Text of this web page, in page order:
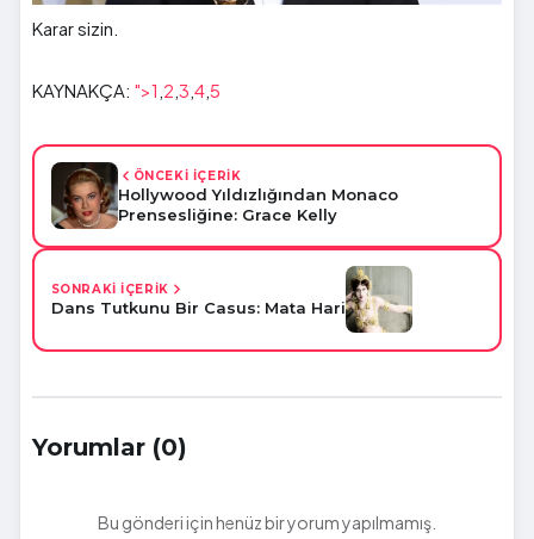
Karar sizin.
KAYNAKÇA: ">1 2 3 4 5
ÖNCEKİ İÇERİK
Hollywood Yıldızlığından Monaco
Prensesliğine: Grace Kelly
SONRAKİ İÇERİK
Dans Tutkunu Bir Casus: Mata Hari
Yorumlar (0)
Bu gönderi için henüz bir yorum yapılmamış.